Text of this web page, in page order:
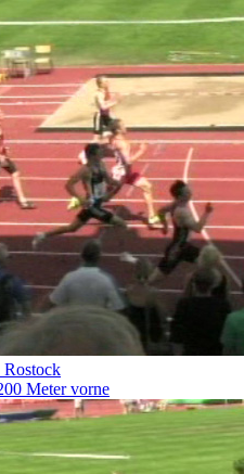
Rostock
Meter vorne